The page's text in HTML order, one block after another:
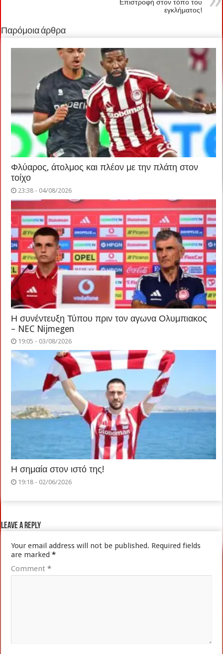
Επιστροφή στον τόπο του
εγκλήματος!
Παρόμοια άρθρα
Φλύαρος, άτολμος και πλέον με την πλάτη στον
τοίχο
23:38 - 04/08/2026
Η συνέντευξη Τύπου πριν τον αγωνα Ολυμπιακος
– NEC Nijmegen
19:05 - 03/08/2026
Η σημαία στον ιστό της!
19:18 - 02/06/2026
Leave a Reply
Your email address will not be published. Required fields
are marked*
Comment*